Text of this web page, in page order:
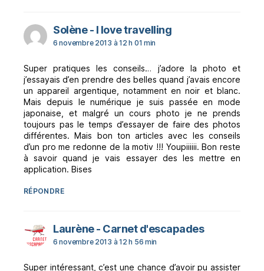
Solène - I love travellingdit :
6 novembre 2013 à 12 h 01 min
Super pratiques les conseils… j’adore la photo et
j’essayais d’en prendre des belles quand j’avais encore
un appareil argentique, notamment en noir et blanc.
Mais depuis le numérique je suis passée en mode
japonaise, et malgré un cours photo je ne prends
toujours pas le temps d’essayer de faire des photos
différentes. Mais bon ton articles avec les conseils
d’un pro me redonne de la motiv !!! Youpiiiiii. Bon reste
à savoir quand je vais essayer des les mettre en
application. Bises
RÉPONDRE
Laurène - Carnet d'escapadesdit :
6 novembre 2013 à 12 h 56 min
Super intéressant, c’est une chance d’avoir pu assister